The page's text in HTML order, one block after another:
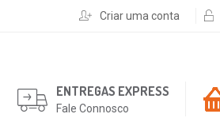
Criar uma conta
ENTREGAS EXPRESS
Fale Connosco